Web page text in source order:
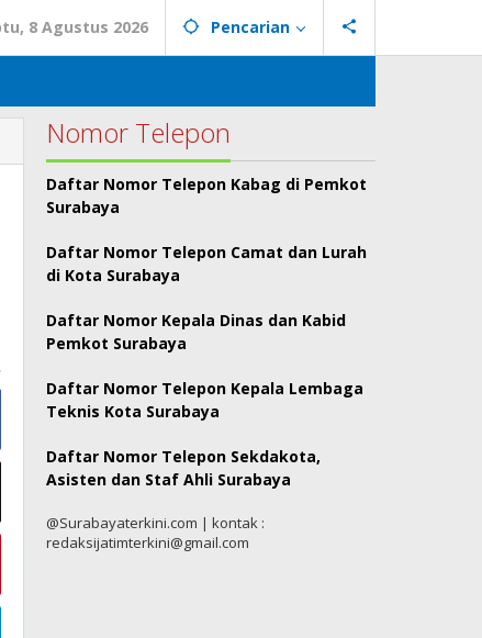
8 Agustus 2026 Pencarian
Nomor Telepon
Daftar Nomor Telepon Kabag di Pemkot
Surabaya
Daftar Nomor Telepon Camat dan Lurah
di Kota Surabaya
Daftar Nomor Kepala Dinas dan Kabid
Pemkot Surabaya
Daftar Nomor Telepon Kepala Lembaga
Teknis Kota Surabaya
Daftar Nomor Telepon Sekdakota,
Asisten dan Staf Ahli Surabaya
@Surabayaterkini.com | kontak :
redaksijatimterkini@gmail.com